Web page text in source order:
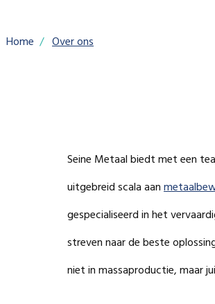
Home Over ons
Seine Metaal biedt met een
uitgebreid scala aan
gespecialiseerd in het
streven naar de beste
niet in massaproductie, maar